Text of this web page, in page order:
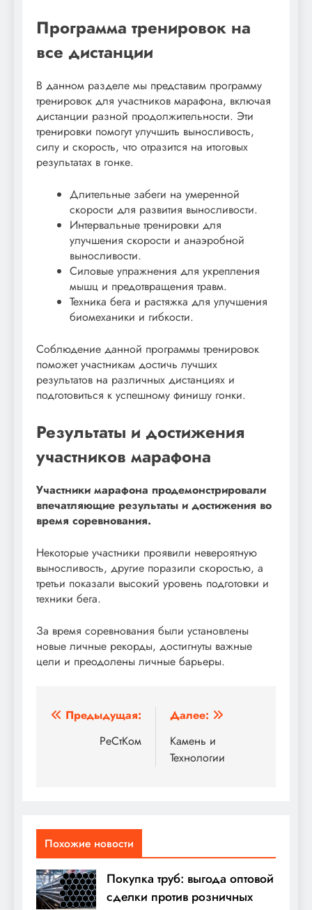
Программа тренировок на
все дистанции
В данном разделе мы представим программу
тренировок для участников марафона, включая
дистанции разной продолжительности. Эти
тренировки помогут улучшить выносливость,
силу и скорость, что отразится на итоговых
результатах в гонке.
Длительные забеги на умеренной
скорости для развития выносливости.
Интервальные тренировки для
улучшения скорости и анаэробной
выносливости.
Силовые упражнения для укрепления
мышц и предотвращения травм.
Техника бега и растяжка для улучшения
биомеханики и гибкости.
Соблюдение данной программы тренировок
поможет участникам достичь лучших
результатов на различных дистанциях и
подготовиться к успешному финишу гонки.
Результаты и достижения
участников марафона
Участники марафона продемонстрировали
впечатляющие результаты и достижения во
время соревнования.
Некоторые участники проявили невероятную
выносливость, другие поразили скоростью, а
третьи показали высокий уровень подготовки и
техники бега.
За время соревнования были установлены
новые личные рекорды, достигнуты важные
цели и преодолены личные барьеры.
Навигация
Предыдущая:
РеСтКом
Далее:
Камень и
Технологии
Похожие новости
Покупка труб: выгода оптовой
сделки против розничных